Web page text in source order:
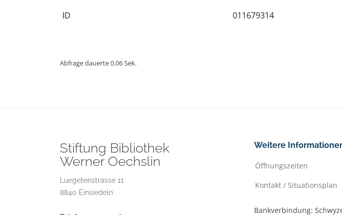
ID 011679314
Abfrage dauerte 0.06 Sek.
Stiftung Bibliothek
Werner Oechslin
Luegetenstrasse 11
8840 Einsiedeln
Weitere
Öffnungszeiten
Kontakt / Situationsplan
Bankverbindung: